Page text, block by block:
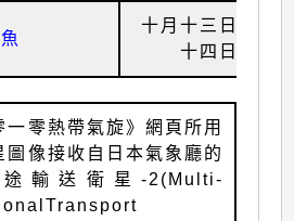
十月十三日至二
十四日
一零熱帶氣旋》網頁所用
圖像接收自日本氣象廳的
輸送衛星-2(Multi-